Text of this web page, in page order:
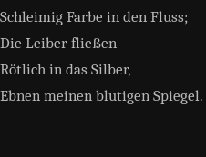
Schleimig Farbe in den Fluss;
Die Leiber fließen
Rötlich in das Silber,
Ebnen meinen blutigen Spiegel.